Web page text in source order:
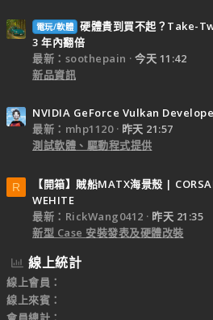
電玩/軟體 硬體貴到買不起？Take-
3 年內翻倍
最新：soothepain
今天 11:42
新品資訊
NVIDIA GeForce Vulkan
最新：mhp1120
昨天 21:57
測試軟體、驅動程式提供
R
【開箱】賊船MATX海景殼 |
WEHITE
最新：RickWang0412
昨天 21:35
新型 Case 安裝發表及硬體改裝
線上統計
線上會員
線上來賓